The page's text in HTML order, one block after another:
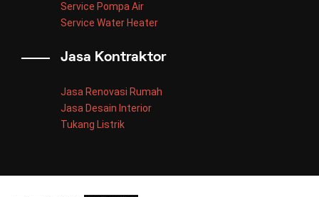
Service Pompa Air
Service Water Heater
Jasa Kontraktor
Jasa Renovasi Rumah
Jasa Desain Interior
Tukang Listrik